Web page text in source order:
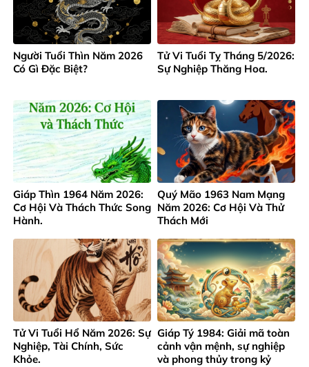
Người Tuổi Thìn Năm 2026
Có Gì Đặc Biệt?
Tử Vi Tuổi Tỵ Tháng 5/2026:
Sự Nghiệp Thăng Hoa.
Giáp Thìn 1964 Năm 2026:
Cơ Hội Và Thách Thức Song
Hành.
Quý Mão 1963 Nam Mạng
Năm 2026: Cơ Hội Và Thử
Thách Mới
Tử Vi Tuổi Hổ Năm 2026: Sự
Nghiệp, Tài Chính, Sức
Khỏe.
Giáp Tý 1984: Giải mã toàn
cảnh vận mệnh, sự nghiệp
và phong thủy trong kỷ